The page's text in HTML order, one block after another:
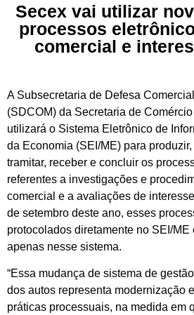
Secex vai utilizar
processos
comercial e
A Subsecretaria de Defesa
(SDCOM) da Secretaria de
utilizará o Sistema Eletrônico de
da Economia (SEI/ME) para produzir,
tramitar, receber e concluir os
referentes a investigações e
comercial e a avaliações de
de setembro deste ano, esses
protocolados diretamente no SEI/ME
apenas nesse sistema.
“Essa mudança de sistema de
dos autos representa modernização
práticas processuais, na medida em